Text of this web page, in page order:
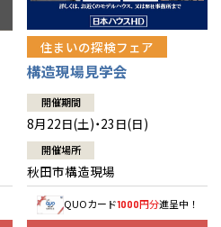
住まいの探検フェア
構造現場見学会
開催期間
8月22日(土)・23日(日)
開催場所
秋田市構造現場
QUOカード1000円分進呈中！